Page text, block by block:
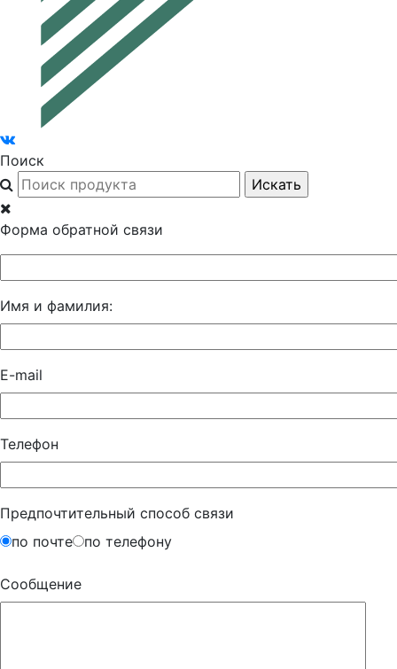
Поиск
Форма обратной связи
Имя и фамилия:
E-mail
Телефон
Предпочтительный способ связи
по почте
по телефону
Сообщение